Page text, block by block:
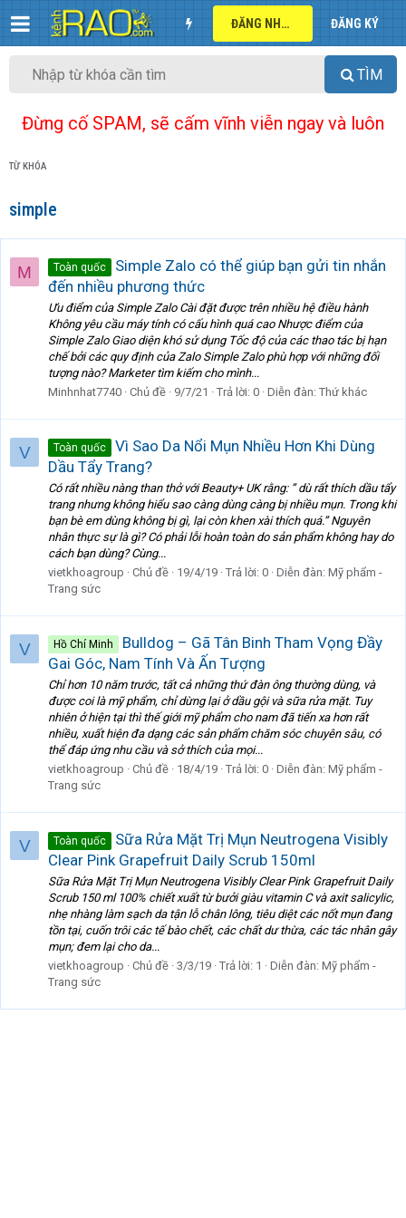
ĐĂNG NHẬP ĐĂNG KÝ
TÌM
Đừng cố SPAM, sẽ cấm vĩnh viễn ngay và luôn
TỪ KHÓA
simple
M Toàn quốc
Simple Zalo có thể giúp bạn gửi tin nhắn
đến nhiều phương thức
Ưu điểm của Simple Zalo Cài đặt được trên nhiều hệ điều hành
Không yêu cầu máy tính có cấu hình quá cao Nhược điểm của
Simple Zalo Giao diện khó sử dụng Tốc độ của các thao tác bị hạn
chế bởi các quy định của Zalo Simple Zalo phù hợp với những đối
tượng nào? Marketer tìm kiếm cho mình...
Minhnhat7740 Chủ đề 9/7/21 Trả lời: 0 Diễn đàn: Thứ khác
V Toàn quốc
Vì Sao Da Nổi Mụn Nhiều Hơn Khi Dùng
Dầu Tẩy Trang?
Có rất nhiều nàng than thở với Beauty+ UK rằng: ” dù rất thích dầu tẩy
trang nhưng không hiểu sao càng dùng càng bị nhiều mụn. Trong khi
bạn bè em dùng không bị gì, lại còn khen xài thích quá.” Nguyên
nhân thực sự là gì? Có phải lỗi hoàn toàn do sản phẩm không hay do
cách bạn dùng? Cùng...
vietkhoagroup
Chủ đề 19/4/19 Trả lời: 0 Diễn đàn: Mỹ phẩm -
Trang sức
V Hồ Chí Minh
Bulldog – Gã Tân Binh Tham Vọng Đầy
Gai Góc, Nam Tính Và Ấn Tượng
Chỉ hơn 10 năm trước, tất cả những thứ đàn ông thường dùng, và
được coi là mỹ phẩm, chỉ dừng lại ở dầu gội và sữa rửa mặt. Tuy
nhiên ở hiện tại thì thế giới mỹ phẩm cho nam đã tiến xa hơn rất
nhiều, xuất hiện đa dạng các sản phẩm chăm sóc chuyên sâu, có
thể đáp ứng nhu cầu và sở thích của mọi...
vietkhoagroup
Chủ đề 18/4/19 Trả lời: 0 Diễn đàn: Mỹ phẩm -
Trang sức
V Toàn quốc
Sữa Rửa Mặt Trị Mụn Neutrogena Visibly
Clear Pink Grapefruit Daily Scrub 150ml
Sữa Rửa Mặt Trị Mụn Neutrogena Visibly Clear Pink Grapefruit Daily
Scrub 150 ml 100% chiết xuất từ bưởi giàu vitamin C và axit salicylic,
nhẹ nhàng làm sạch da tận lỗ chân lông, tiêu diệt các nốt mụn đang
tồn tại, cuốn trôi các tế bào chết, các chất dư thừa, các tác nhân gây
mụn; đem lại cho da...
vietkhoagroup
Chủ đề 3/3/19 Trả lời: 1 Diễn đàn: Mỹ phẩm -
Trang sức